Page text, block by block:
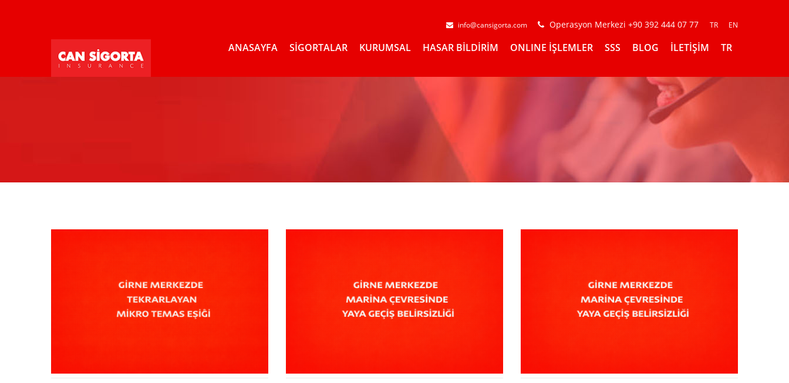
info@cansigorta.com Operasyon Merkezi +90 392 444 07 77 TR EN
ANASAYFA SİGORTALAR KURUMSAL HASAR BİLDİRİM ONLINE İŞLEMLER SSS BLOG İLETİŞİM TR